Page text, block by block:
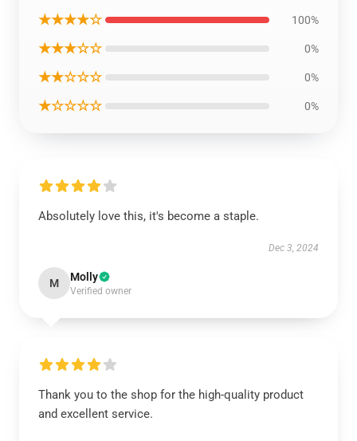
★★★★☆ 100%
★★★☆☆ 0%
★★☆☆☆ 0%
★☆☆☆☆ 0%
Absolutely love this, it's become a staple.
Dec 3, 2024
M Molly
Verified owner
Thank you to the shop for the high-quality product
and excellent service.